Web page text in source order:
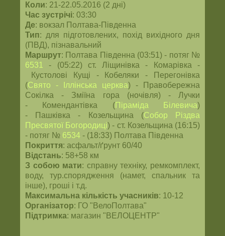
Коли: 21-22.05.2016 (2 дні)
Час зустрічі: 03:30
Де: вокзал Полтава-Південна
Тип: для підготовлених, похід вихідного дня
(ПВД), пізнавальний
Маршрут: Полтава Південна (03:51) - потяг №
6531
- (05:22) ст. Ліщинівка - Комарівка -
Кустолові Кущі - Кобеляки - Перегонівка
(Свято - Іллінська церква) - Правобережна
Сокілка - Зміїна гора (ночівля) - Лучки
- Комендантівка (Піраміда Білевича)
- Пашківка - Козельщина (Собор Різдва
Пресвятої Богородиці) - ст. Козельщина (16:15)
- потяг № 6534 - (18:33) Полтава Південна
Покриття: асфальт/ґрунт 60/40
Відстань: 58+58 км
З собою мати: справну техніку, ремкомплект,
воду, тур.спорядження (намет, спальник та
інше), гроші і т.д.
Максимальна кількість учасників: 10-12
Організатор: ГО "ВелоПолтава"
Підтримка: магазин "ВЕЛОЦЕНТР"